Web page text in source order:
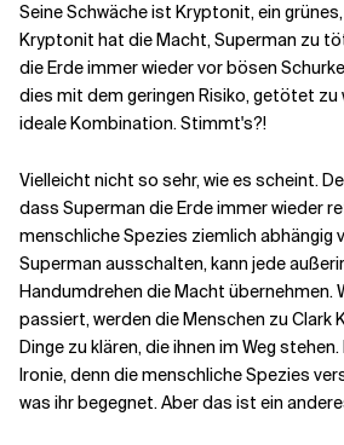
Verwandte Themen
Seine Schwäche ist Kryptonit, ein
Kryptonit hat die Macht, Superman zu
die Erde immer wieder vor bösen
dies mit dem geringen Risiko, getötet zu
ideale Kombination. Stimmt's?!
Vielleicht nicht so sehr, wie es scheint.
dass Superman die Erde immer wieder
menschliche Spezies ziemlich abhängig
Superman ausschalten, kann jede
Handumdrehen die Macht übernehmen.
passiert, werden die Menschen zu Clark
Dinge zu klären, die ihnen im Weg
Ironie, denn die menschliche Spezies
was ihr begegnet. Aber das ist ein